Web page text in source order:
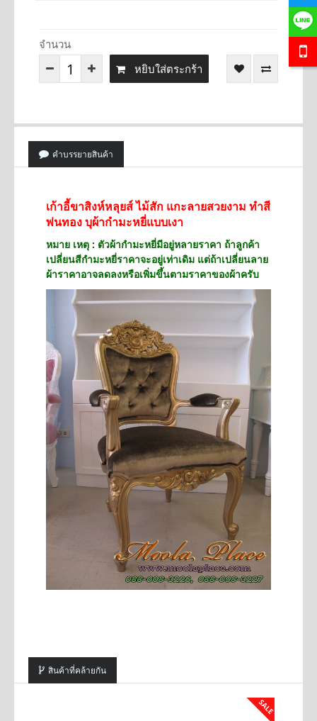
จำนวน
หยิบใส่ตระกร้า
คำบรรยายสินค้า
เก้าอี้ขาสิงห์หลุยส์ ไม้สัก แกะลายสวยงาม ทำสี
พ่นทอง บุผ้ากำมะหยี่แบบเงา
หมาย เหตุ : ตัวผ้ากำมะหยี่มีอยู่หลายราคา ถ้าลูกค้า
เปลี่ยนสีกำมะหยี่ราคาจะอยู่เท่าเดิม แต่ถ้าเปลี่ยนลาย
ผ้าราคาอาจลดลงหรือเพิ่มขึ้นตามราคาของผ้าครับ
สินค้าที่คล้ายกัน
SALE